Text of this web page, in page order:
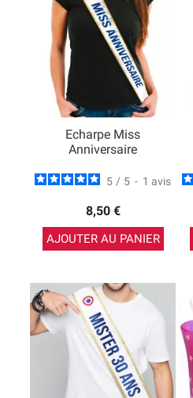
Echarpe Miss
Anniversaire
5 / 5 - 1 avis
8,50 €
AJOUTER AU PANIER